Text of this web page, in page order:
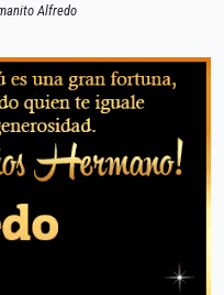
Alfredo